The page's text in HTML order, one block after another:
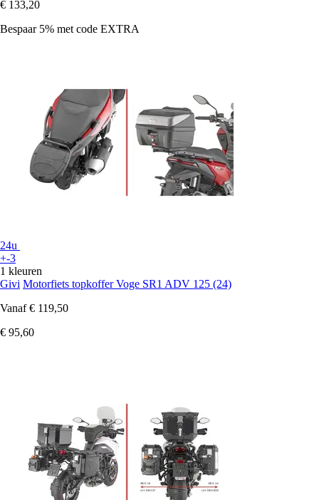
€ 133,20
Bespaar 5% met code EXTRA
24u
+-3
1 kleuren
Givi Motorfiets topkoffer Voge SR1 ADV 125 (24)
Vanaf € 119,50
€ 95,60